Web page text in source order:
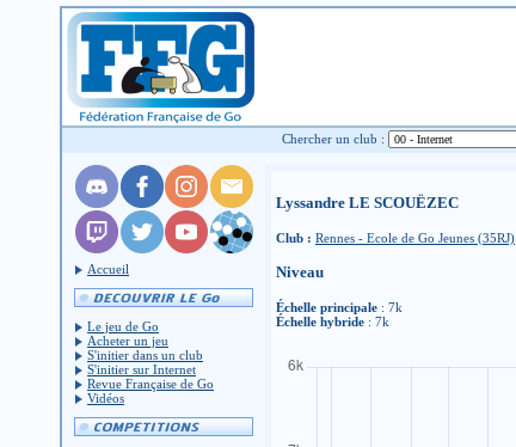
Chercher un club :
Accueil
Le jeu de Go
Acheter un jeu
S'initier dans un club
S'initier sur Internet
Revue Française de Go
Vidéos
Lyssandre LE SCOUËZEC
Club : Rennes - Ecole de Go Jeunes (35RJ)
Niveau
Échelle principale : 7k
Échelle hybride : 7k